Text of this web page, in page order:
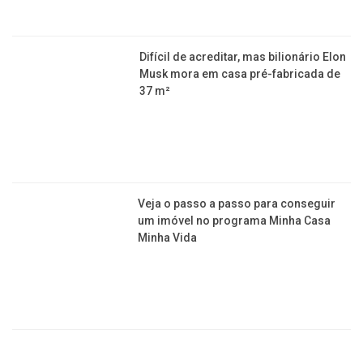
Difícil de acreditar, mas bilionário Elon
Musk mora em casa pré-fabricada de
37 m²
Veja o passo a passo para conseguir
um imóvel no programa Minha Casa
Minha Vida